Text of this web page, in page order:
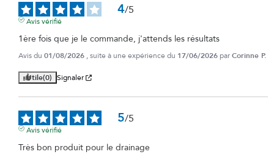
4/5
Avis vérifié
1ère fois que je le commande, j'attends les résultats
Avis du 01/08/2026 , suite à une expérience du 17/06/2026 parCorinne P.
Utile(0) Signaler
5/5
Avis vérifié
Très bon produit pour le drainage